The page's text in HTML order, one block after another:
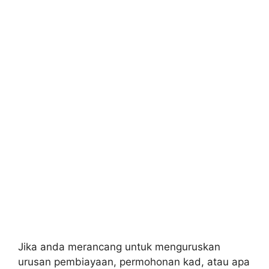
Jika anda merancang untuk menguruskan
urusan pembiayaan, permohonan kad, atau apa